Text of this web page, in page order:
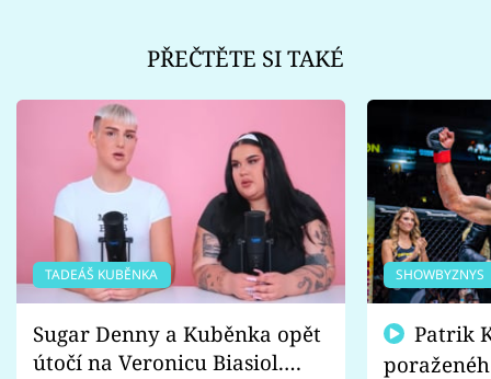
PŘEČTĚTE SI TAKÉ
TADEÁŠ KUBĚNKA
Sugar Denny a Kuběnka opět
útočí na Veronicu Biasiol.
SHOWBYZNYS